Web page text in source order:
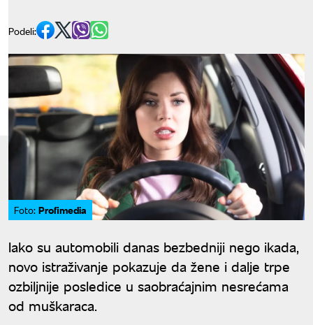
Podeli:
Foto: Profimedia
Iako su automobili danas bezbedniji nego ikada,
novo istraživanje pokazuje da žene i dalje trpe
ozbiljnije posledice u saobraćajnim nesrećama
od muškaraca.